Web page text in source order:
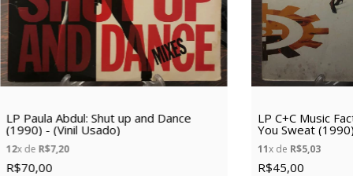
LP Paula Abdul: Shut up and Dance
(1990) - (Vinil Usado)
12x de R$7,20
R$70,00
LP C+C Music
You Sweat
11x de R$5,03
R$45,00